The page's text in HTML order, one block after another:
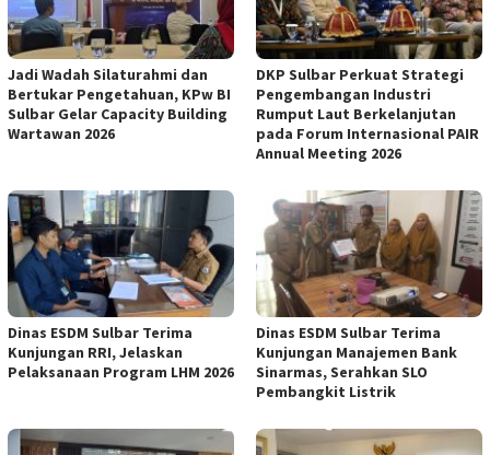
Jadi Wadah Silaturahmi dan
Bertukar Pengetahuan, KPw BI
Sulbar Gelar Capacity Building
Wartawan 2026
DKP Sulbar Perkuat Strategi
Pengembangan Industri
Rumput Laut Berkelanjutan
pada Forum Internasional PAIR
Annual Meeting 2026
Dinas ESDM Sulbar Terima
Kunjungan RRI, Jelaskan
Pelaksanaan Program LHM 2026
Dinas ESDM Sulbar Terima
Kunjungan Manajemen Bank
Sinarmas, Serahkan SLO
Pembangkit Listrik